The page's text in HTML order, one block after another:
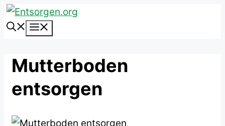
Zum
Inhalt
Mutterboden
entsorgen